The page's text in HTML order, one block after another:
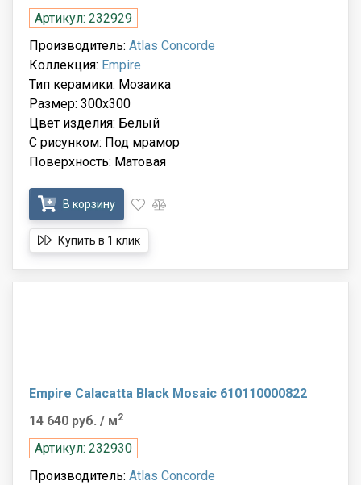
Артикул: 232929
Производитель: Atlas Concorde
Коллекция: Empire
Тип керамики: Мозаика
Размер: 300x300
Цвет изделия: Белый
С рисунком: Под мрамор
Поверхность: Матовая
В корзину
Купить в 1 клик
Empire Calacatta Black Mosaic 610110000822
14 640 руб. / м2
Артикул: 232930
Производитель: Atlas Concorde